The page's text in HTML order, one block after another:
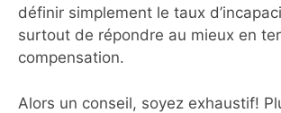
définir simplement le taux
surtout de répondre au mieux en
compensation.
Alors un conseil, soyez exhaustif!